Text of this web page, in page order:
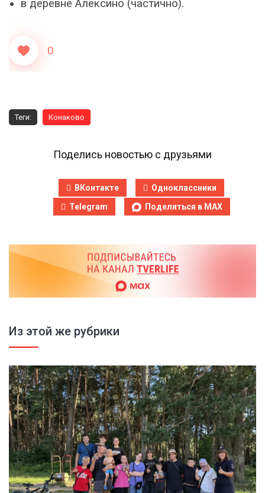
в деревне Алексино (частично).
0
Теги: Конаково
Поделись новостью с друзьями
ВКонтакте
Одноклассники
Telegram
Поделиться в MAX
Из этой же рубрики